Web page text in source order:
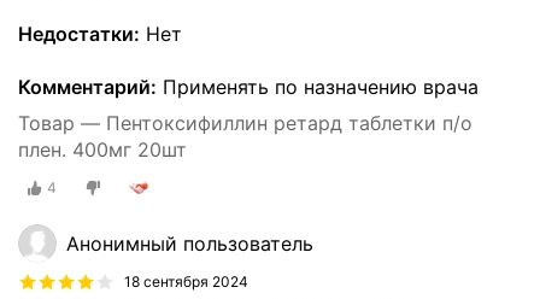
Недостатки: Нет
Комментарий: Применять по назначению врача
Товар — Пентоксифиллин ретард таблетки п/о
плен. 400мг 20шт
4
Анонимный пользователь
18 сентября 2024